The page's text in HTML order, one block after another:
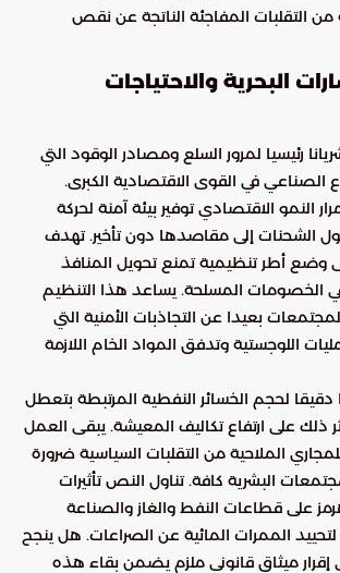
التقلبات المفاجئة الناتجة عن نقص
البحرية والاحتياجات
رئيسيا لمرور السلع ومصادر الوقود التي
الصناعي في القوى الاقتصادية الكبرى.
النمو الاقتصادي توفير بيئة آمنة لحركة
إلى مقاصدها دون تأخير. تهدف
وضع أطر تنظيمية تمنع تحويل المنافذ
في الخصومات المسلحة. يساعد هذا التنظيم
بعيدا عن التجاذبات الأمنية التي
اللوجستية وتدفق المواد الخام اللازمة
لحجم الخسائر النفطية المرتبطة بتعطل
ذلك على ارتفاع تكاليف المعيشة. يبقى العمل
الملاحية من التقلبات السياسية ضرورة
البشرية كافة. تناول النص تأثيرات
على قطاعات النفط والغاز والصناعة
الممرات المائية عن الصراعات. هل ينجح
إقرار ميثاق قانوني ملزم يضمن بقاء هذه